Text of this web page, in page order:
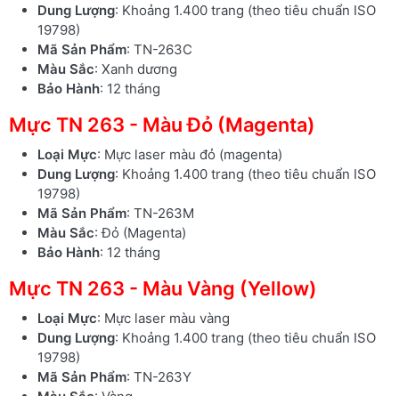
Dung Lượng: Khoảng 1.400 trang (theo tiêu chuẩn ISO
19798)
Mã Sản Phẩm: TN-263C
Màu Sắc: Xanh dương
Bảo Hành: 12 tháng
Mực TN 263 - Màu Đỏ (Magenta)
Loại Mực: Mực laser màu đỏ (magenta)
Dung Lượng: Khoảng 1.400 trang (theo tiêu chuẩn ISO
19798)
Mã Sản Phẩm: TN-263M
Màu Sắc: Đỏ (Magenta)
Bảo Hành: 12 tháng
Mực TN 263 - Màu Vàng (Yellow)
Loại Mực: Mực laser màu vàng
Dung Lượng: Khoảng 1.400 trang (theo tiêu chuẩn ISO
19798)
Mã Sản Phẩm: TN-263Y